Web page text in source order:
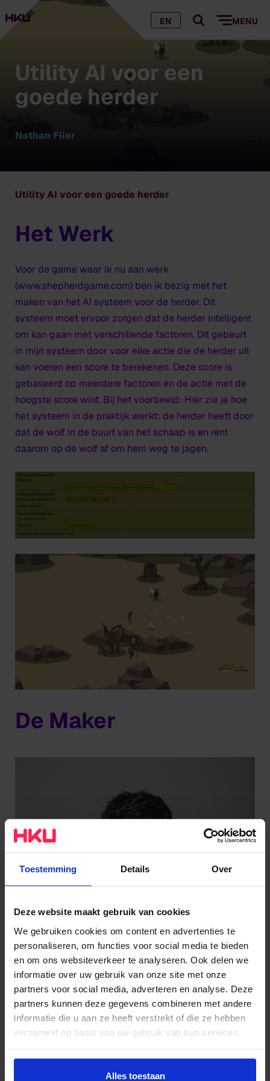
Toestemming Details Over
Deze website maakt gebruik van cookies
We gebruiken cookies om content en advertenties te
personaliseren, om functies voor social media te bieden
en om ons websiteverkeer te analyseren. Ook delen we
informatie over uw gebruik van onze site met onze
partners voor social media, adverteren en analyse. Deze
partners kunnen deze gegevens combineren met andere
informatie die u aan ze heeft verstrekt of die ze hebben
verzameld op basis van uw gebruik van hun services.
Wil je meer weten of de voorkeur aanpassen, bekijk dan
Alles toestaan
EN MENU
Utility AI voor een
goede herder
Nathan Flier
Utility AI voor een goede herder
Het Werk
Voor de game waar ik nu aan werk
(www.shepherdgame.com) ben ik bezig met het
maken van het AI systeem voor de herder. Dit
systeem moet ervoor zorgen dat de herder intelligent
om kan gaan met verschillende factoren. Dit gebeurt
in mijn systeem door voor elke actie die de herder uit
kan voeren een score te berekenen. Deze score is
gebaseerd op meerdere factoren en de actie met de
hoogste score wint. Bij het voorbeeld: Hier zie je hoe
het systeem in de praktijk werkt: de herder heeft door
dat de wolf in de buurt van het schaap is en rent
daarom op de wolf af om hem weg te jagen.
De Maker
Nathan Flier
Game Development